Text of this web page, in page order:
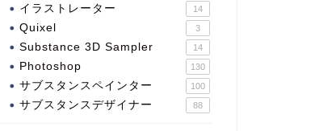
イラストレーター 14
Quixel 3
Substance 3D Sampler 14
Photoshop 130
サブスタンスペインター 100
サブスタンスデザイナー 88